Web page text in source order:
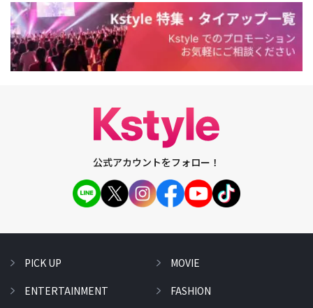
公式アカウントをフォロー！
PICK UP
ENTERTAINMENT
MOVIE
FASHION